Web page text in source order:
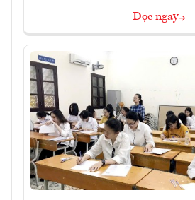
Đọc ngay